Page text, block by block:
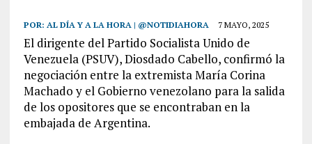
POR: AL DÍA Y A LA HORA | @NOTIDIAHORA 7 MAYO, 2025
El dirigente del Partido Socialista Unido de
Venezuela (PSUV), Diosdado Cabello, confirmó la
negociación entre la extremista María Corina
Machado y el Gobierno venezolano para la salida
de los opositores que se encontraban en la
embajada de Argentina.